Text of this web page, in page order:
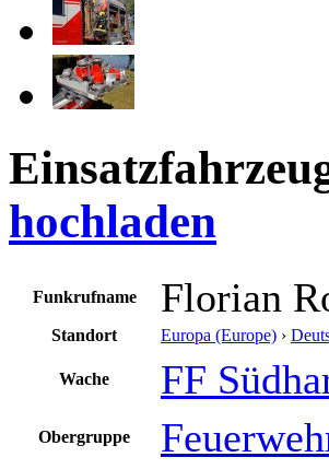
hochladen
Funkrufname Florian
Standort Europa (Europe) ›
Wache FF
Obergruppe